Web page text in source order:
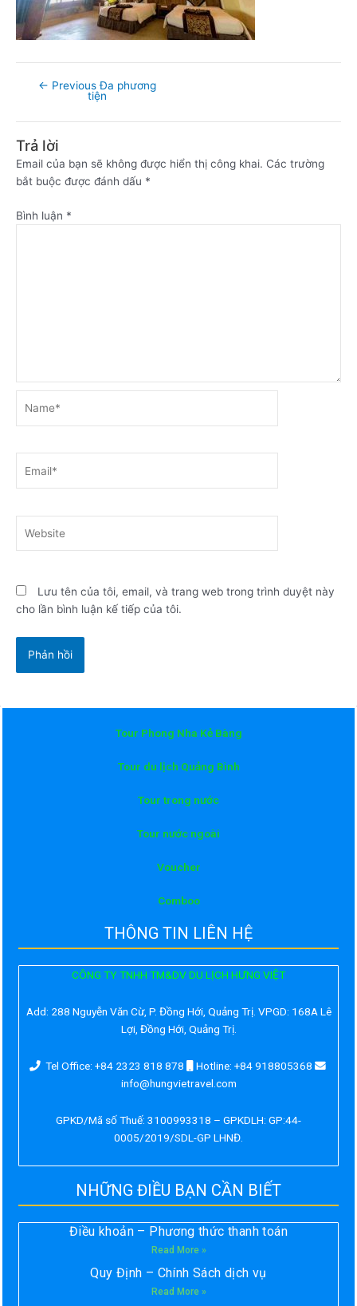
← Previous Đa phương
tiện
Trả lời
Email của bạn sẽ không được hiển thị công khai. Các trường
bắt buộc được đánh dấu *
Bình luận *
Lưu tên của tôi, email, và trang web trong trình duyệt này
cho lần bình luận kế tiếp của tôi.
Tour Phong Nha Kẻ Bàng
Tour du lịch Quảng Bình
Tour trong nước
Tour nước ngoài
Voucher
Comboo
THÔNG TIN LIÊN HỆ
CÔNG TY TNHH TM&DV DU LỊCH HƯNG VIỆT
Add: 288 Nguyễn Văn Cừ, P. Đồng Hới, Quảng Trị. VPGD: 168A Lê
Lợi, Đồng Hới, Quảng Trị.
Tel Office: +84 2323 818 878
Hotline: +84 918805368
info@hungvietravel.com
GPKD/Mã số Thuế: 3100993318 – GPKDLH: GP:44-
0005/2019/SDL-GP LHNĐ.
NHỮNG ĐIỀU BẠN CẦN BIẾT
Điều khoản – Phương thức thanh toán
Read More »
Quy Định – Chính Sách dịch vụ
Read More »